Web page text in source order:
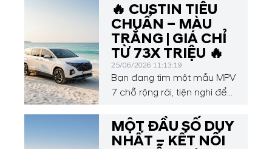
🔥 CUSTIN TIÊU
CHUẨN – MÀU
TRẮNG | GIÁ CHỈ
TỪ 73X TRIỆU 🔥
25/06/2026 11:13:19
Bạn đang tìm một mẫu MPV
7 chỗ rộng rãi, tiện nghi để
thời điểm không thể tốt hơn
để sở hữu Hyundai Custin!
MỘT ĐẦU SỐ DUY
NHẤT – KẾT NỐI